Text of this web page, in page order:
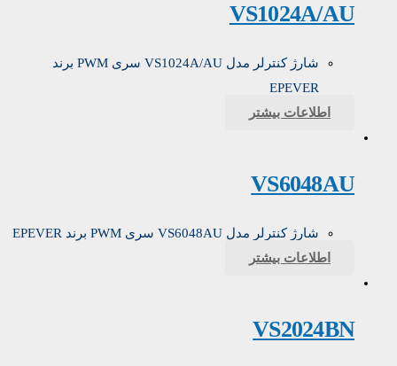
VS1024A/AU
شارژ کنترلر مدل VS1024A/AU سری PWM برند
EPEVER
اطلاعات بیشتر
VS6048AU
شارژ کنترلر مدل VS6048AU سری PWM برند EPEVER
اطلاعات بیشتر
VS2024BN